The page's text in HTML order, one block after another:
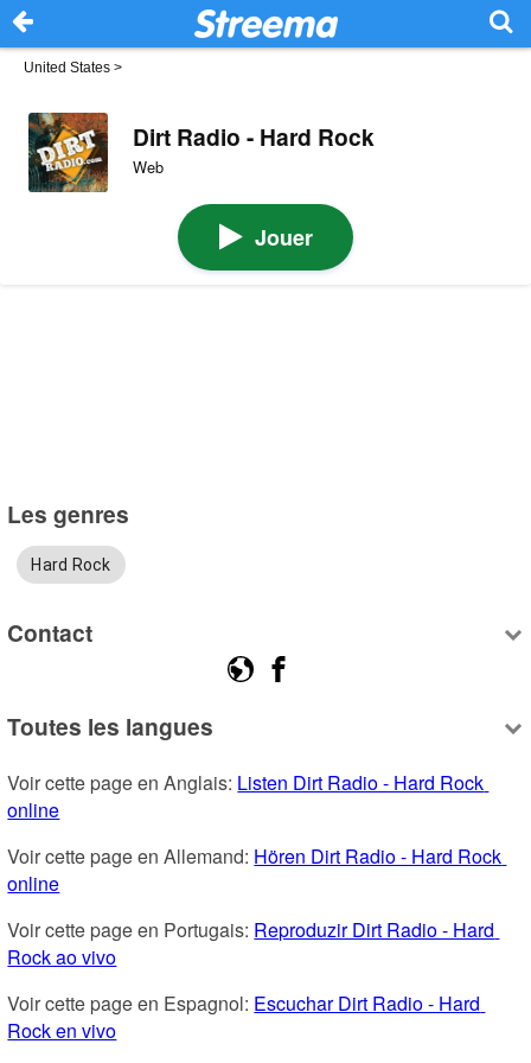
United States >
Dirt Radio - Hard Rock
Web
Jouer
Les genres
Hard Rock
Contact
Toutes les langues
Voir cette page en Anglais: Listen Dirt Radio - Hard Rock
online
Voir cette page en Allemand: Hören Dirt Radio - Hard Rock
online
Voir cette page en Portugais: Reproduzir Dirt Radio - Hard
Rock ao vivo
Voir cette page en Espagnol: Escuchar Dirt Radio - Hard
Rock en vivo